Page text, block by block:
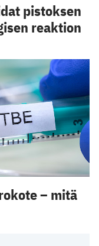
pistoksen
reaktion
– mitä